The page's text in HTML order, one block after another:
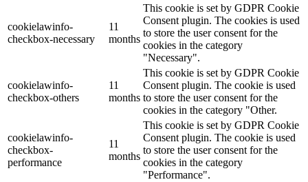
cookielawinfo-
checkbox-necessary
11
months
This cookie is set by GDPR Cookie
Consent plugin. The cookies is used
to store the user consent for the
cookies in the category
"Necessary".
cookielawinfo-
checkbox-others
11
months
This cookie is set by GDPR Cookie
Consent plugin. The cookie is used
to store the user consent for the
cookies in the category "Other.
cookielawinfo-
checkbox-
performance
11
months
This cookie is set by GDPR Cookie
Consent plugin. The cookie is used
to store the user consent for the
cookies in the category
"Performance".